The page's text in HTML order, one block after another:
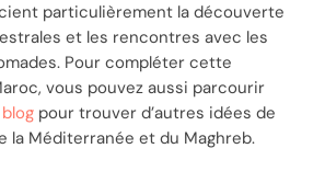
particulièrement la découverte
et les rencontres avec les
Pour compléter cette
vous pouvez aussi parcourir
pour trouver d’autres idées de
la Méditerranée et du Maghreb.